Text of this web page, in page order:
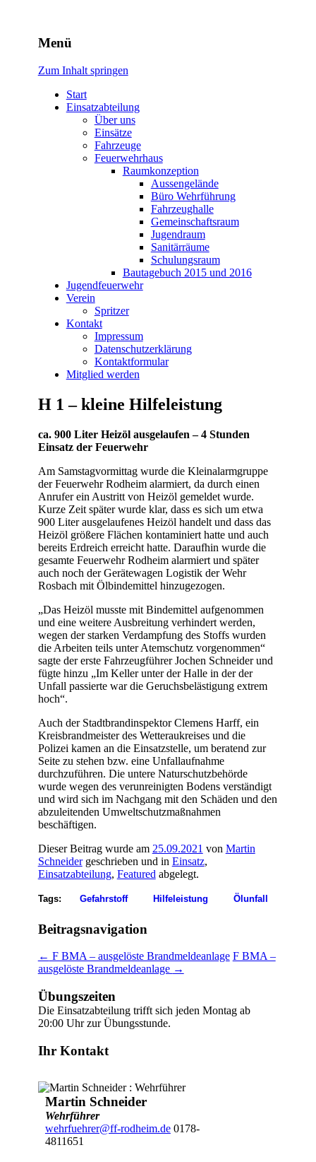
Freiwillige Feuerwehr
Rodheim v.d.H.
Menü
Zum Inhalt springen
Start
Einsatzabteilung
Über uns
Einsätze
Fahrzeuge
Feuerwehrhaus
Raumkonzeption
Aussengelände
Büro Wehrführung
Fahrzeughalle
Gemeinschaftsraum
Jugendraum
Sanitärräume
Schulungsraum
Bautagebuch 2015 und 2016
Jugendfeuerwehr
Verein
Spritzer
Kontakt
Impressum
Datenschutzerklärung
Kontaktformular
Mitglied werden
H 1 – kleine Hilfeleistung
ca. 900 Liter Heizöl ausgelaufen – 4 Stunden
Einsatz der Feuerwehr
Am Samstagvormittag wurde die Kleinalarmgruppe
der Feuerwehr Rodheim alarmiert, da durch einen
Anrufer ein Austritt von Heizöl gemeldet wurde.
Kurze Zeit später wurde klar, dass es sich um etwa
900 Liter ausgelaufenes Heizöl handelt und dass das
Heizöl größere Flächen kontaminiert hatte und auch
bereits Erdreich erreicht hatte. Daraufhin wurde die
gesamte Feuerwehr Rodheim alarmiert und später
auch noch der Gerätewagen Logistik der Wehr
Rosbach mit Ölbindemittel hinzugezogen.
„Das Heizöl musste mit Bindemittel aufgenommen
und eine weitere Ausbreitung verhindert werden,
wegen der starken Verdampfung des Stoffs wurden
die Arbeiten teils unter Atemschutz vorgenommen“
sagte der erste Fahrzeugführer Jochen Schneider und
fügte hinzu „Im Keller unter der Halle in der der
Unfall passierte war die Geruchsbelästigung extrem
hoch“.
Auch der Stadtbrandinspektor Clemens Harff, ein
Kreisbrandmeister des Wetteraukreises und die
Polizei kamen an die Einsatzstelle, um beratend zur
Seite zu stehen bzw. eine Unfallaufnahme
durchzuführen. Die untere Naturschutzbehörde
wurde wegen des verunreinigten Bodens verständigt
und wird sich im Nachgang mit den Schäden und den
abzuleitenden Umweltschutzmaßnahmen
beschäftigen.
Dieser Beitrag wurde am 25.09.2021 von Martin
Schneidergeschrieben und in Einsatz,
Einsatzabteilung, Featured abgelegt.
Tags: Gefahrstoff Hilfeleistung Ölunfall
Beitragsnavigation
← F BMA – ausgelöste Brandmeldeanlage F BMA –
ausgelöste Brandmeldeanlage →
Übungszeiten
Die Einsatzabteilung trifft sich jeden Montag ab
20:00 Uhr zur Übungsstunde.
Ihr Kontakt
Martin Schneider
Wehrführer
wehrfuehrer@ff-rodheim.de0178-
4811651